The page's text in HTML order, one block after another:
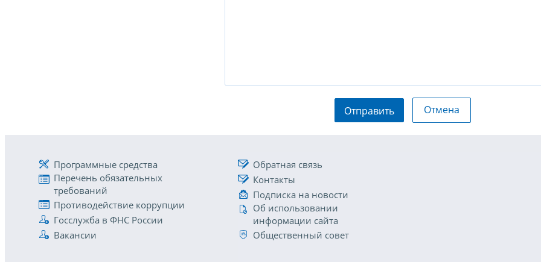
Отправить Отмена
Программные средства
Перечень обязательных
требований
Противодействие коррупции
Госслужба в ФНС России
Вакансии
Обратная связь
Контакты
Подписка на новости
Об использовании
информации сайта
Общественный совет